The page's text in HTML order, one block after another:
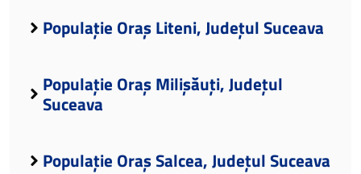
Populație Oraș Liteni, Județul Suceava
Populație Oraș Milișăuți, Județul
Suceava
Populație Oraș Salcea, Județul Suceava